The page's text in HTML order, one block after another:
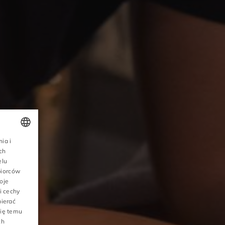
POLISH
ENGLISH
GERMAN
CZECH
i
cechy
temu